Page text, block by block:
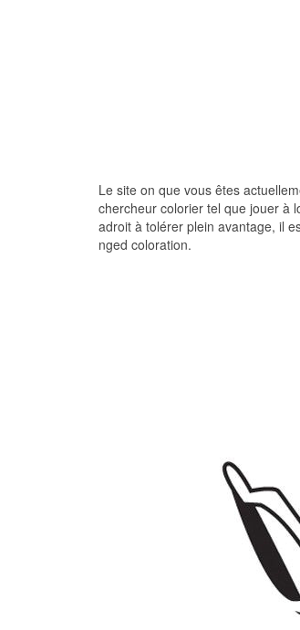
Le site on que vous êtes
chercheur colorier tel que jouer à
adroit à tolérer plein avantage, il
nged coloration.